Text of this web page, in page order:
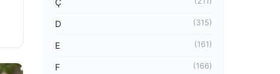
Ç
D (315)
E (161)
F (166)